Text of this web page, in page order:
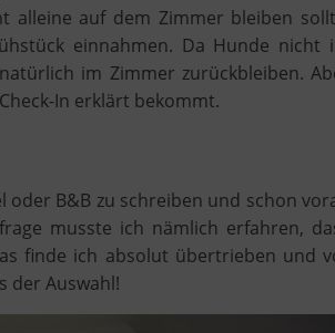
alleine auf dem Zimmer bleiben
einnahmen. Da Hunde nicht
im Zimmer zurückbleiben.
In erklärt bekommt.
B&B zu schreiben und schon
musste ich nämlich erfahren,
finde ich absolut übertrieben und
der Auswahl!